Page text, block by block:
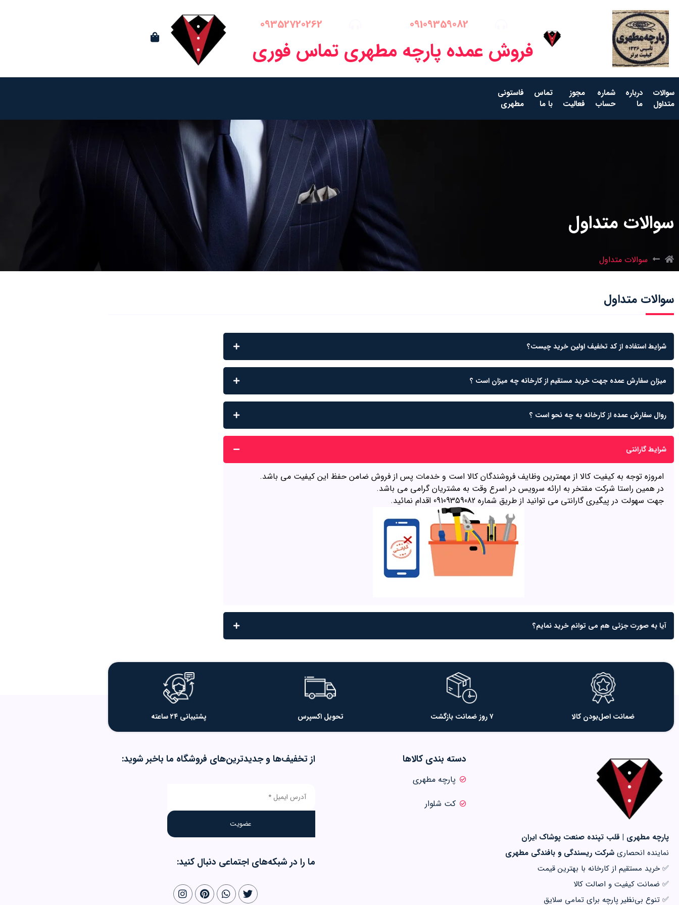
09109359082
09352720262
فروش عمده پارچه مطهری تماس فوری
سوالات
متداول
درباره
ما
شماره
حساب
مجوز
فعالیت
تماس
با ما
فاستونی
مطهری
سوالات متداول
سوالات متداول
سوالات متداول
شرایط استفاده از کد تخفیف اولین خرید چیست؟
میزان سفارش عمده جهت خرید مستقیم از کارخانه چه میزان است ؟
روال سفارش عمده از کارخانه به چه نحو است ؟
شرایط گارانتی
امروزه توجه به کیفیت کالا از مهمترین وظایف فروشندگان کالا است و خدمات پس از فروش ضامن حفظ این کیفیت می باشد.
در همین راستا شرکت مفتخر به ارائه سرویس در اسرع وقت به مشتریان گرامی می باشد.
جهت سهولت در پیگیری گارانتی می توانید از طریق شماره 09109359082 اقدام نمائید.
آیا به صورت جزئی هم می توانم خرید نمایم؟
ضمانت اصل‌بودن کالا ۷ روز ضمانت بازگشت تحویل اکسپرس پشتیبانی ۲۴ ساعته
پارچه مطهری | قلب تپنده صنعت پوشاک ایران
نماینده انحصاری شرکت ریسندگی و بافندگی مطهری
✅ خرید مستقیم از کارخانه با بهترین قیمت
✅ ضمانت کیفیت و اصالت کالا
✅ تنوع بی‌نظیر پارچه برای تمامی سلایق
دسته بندی کالاها
پارچه مطهری
کت شلوار
از تخفیف‌ها و جدیدترین‌های فروشگاه ما باخبر شوید:
ما را در شبکه‌های اجتماعی دنبال کنید: